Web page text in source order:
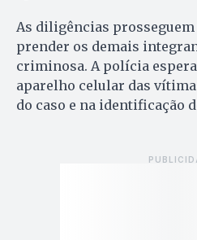
As diligências
prender os demais
criminosa. A polícia
aparelho celular das
do caso e na identificação